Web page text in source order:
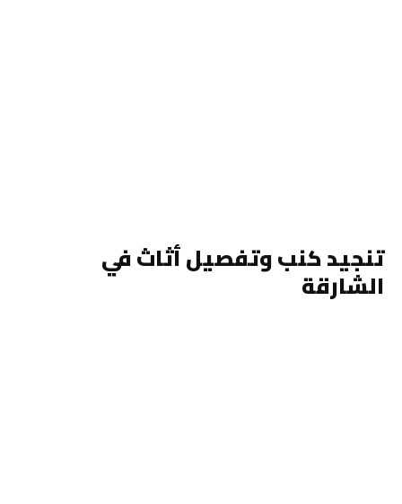
تنجيد كنب وتفصيل أثاث في
الشارقة